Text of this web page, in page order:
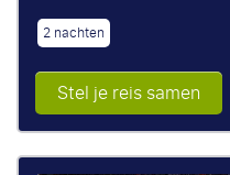
2 nachten
Stel je reis samen